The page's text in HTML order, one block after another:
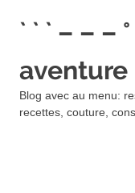
` ` ` – – –
aventure
Blog avec au menu:
recettes, couture,